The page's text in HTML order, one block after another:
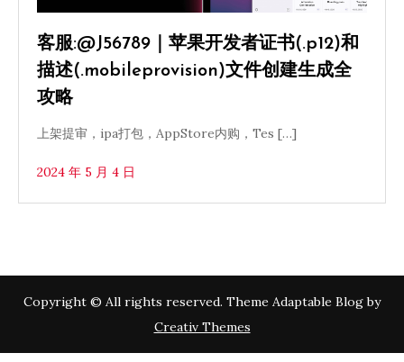
客服:@J56789｜苹果开发者证书(.p12)和
描述(.mobileprovision)文件创建生成全
攻略
上架提审，ipa打包，AppStore内购，Tes […]
2024 年 5 月 4 日
Copyright © All rights reserved. Theme Adaptable Blog by
Creativ Themes